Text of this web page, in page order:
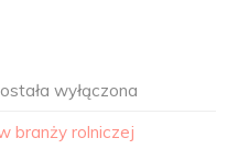
wyłączona
branży rolniczej